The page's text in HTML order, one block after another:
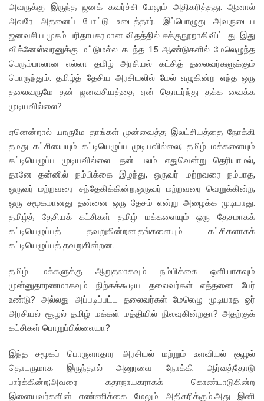
அவருக்கு இருந்த ஜனக் கவர்ச்சி மேலும் அதிகரித்தது. ஆனால்
அவரே அதனைப் போட்டு உடைத்தார். இப்பொழுது அவருடைய
ஜனவசிய முகம் பரிதாபகரமான விதத்தில் சுக்குநூறாகிவிட்டது. இது
விக்னேஸ்வரனுக்கு மட்டுமல்ல கடந்த 15 ஆண்டுகளில் மேலெழுந்த
பெரும்பாலான எல்லா தமிழ் அரசியல் கட்சித் தலைவர்களுக்கும்
பொருந்தும். தமிழ்த் தேசிய அரசியலில் மேல் எழுகின்ற எந்த ஒரு
தலைவருமே தன் ஜனவசியத்தை ஏன் தொடர்ந்து தக்க வைக்க
முடியவில்லை?
ஏனென்றால் யாருமே தாங்கள் முன்வைத்த இலட்சியத்தை நோக்கி
தமது கட்சியையும் கட்டியெழுப்ப முடியவில்லை; தமிழ் மக்களையும்
கட்டியெழுப்ப முடியவில்லை. தன் பலம் எதுவென்று தெரியாமல்,
தானே தன்னில் நம்பிக்கை இழந்து, ஒருவர் மற்றவரை நம்பாத,
ஒருவர் மற்றவரை சந்தேகிக்கின்ற,ஒருவர் மற்றவரை வெறுக்கின்ற,
ஒரு சமூகமானது தன்னை ஒரு தேசம் என்று அழைக்க முடியாது.
தமிழ்த் தேசியக் கட்சிகள் தமிழ் மக்களையும் ஒரு தேசமாகக்
கட்டியெழுப்பத் தவறுகின்றன.தங்களையும் கட்சிகளாகக்
கட்டியெழுப்பத் தவறுகின்றன.
தமிழ் மக்களுக்கு ஆறுதலாகவும் நம்பிக்கை ஒளியாகவும்
முன்னுதாரணமாகவும் நிற்கக்கூடிய தலைவர்கள் எத்தனை பேர்
உண்டு? அல்லது அப்படிப்பட்ட தலைவர்கள் மேலெழு முடியாத ஒர்
அரசியல் சூழல் தமிழ் மக்கள் மத்தியில் நிலவுகின்றதா? அதற்குக்
கட்சிகள் பொறுப்பில்லையா?
இந்த சமூகப் பொருளாதார அரசியல் மற்றும் உளவியல் சூழல்
தொடருமாக இருந்தால் அனுரவை நோக்கி ஆர்வத்தோடு
பார்க்கின்ற;அவரை கதாநாயகராகக் கொண்டாடுகின்ற
இளையவர்களின் எண்ணிக்கை மேலும் அதிகரிக்கும்.அது இனி